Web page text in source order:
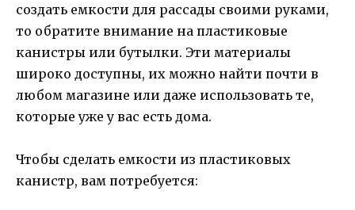
создать емкости для рассады своими руками,
то обратите внимание на пластиковые
канистры или бутылки. Эти материалы
широко доступны, их можно найти почти в
любом магазине или даже использовать те,
которые уже у вас есть дома.
Чтобы сделать емкости из пластиковых
канистр, вам потребуется: